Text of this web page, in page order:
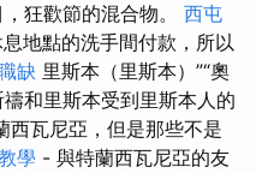
狂歡節的混合物。 西屯
地點的洗手間付款，所以
缺 里斯本（里斯本）”“奧
和里斯本受到里斯本人的
西瓦尼亞，但是那些不是
學 - 與特蘭西瓦尼亞的友